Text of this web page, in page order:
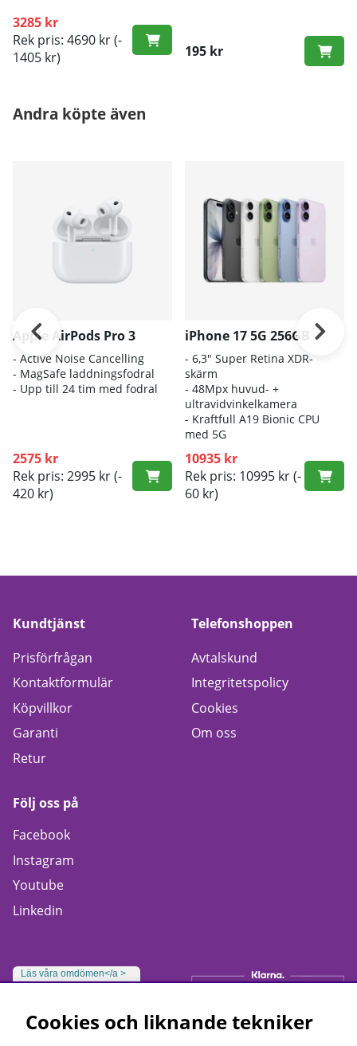
3285 kr
Rek pris: 4690 kr(-
1405 kr)
195 kr
Andra köpte även
Apple AirPods Pro 3
- Active Noise Cancelling
- MagSafe laddningsfodral
- Upp till 24 tim med fodral
2575 kr
Rek pris: 2995 kr(-
420 kr)
iPhone 17 5G 256GB
- 6,3" Super Retina XDR-
skärm
- 48Mpx huvud- +
ultravidvinkelkamera
- Kraftfull A19 Bionic CPU
med 5G
10935 kr
Rek pris: 10995 kr(-
60 kr)
Kundtjänst
Prisförfrågan
Kontaktformulär
Köpvillkor
Garanti
Retur
Telefonshoppen
Avtalskund
Integritetspolicy
Cookies
Om oss
Följ oss på
Facebook
Instagram
Youtube
Linkedin
Läs våra omdömen</a >
Cookies och liknande tekniker